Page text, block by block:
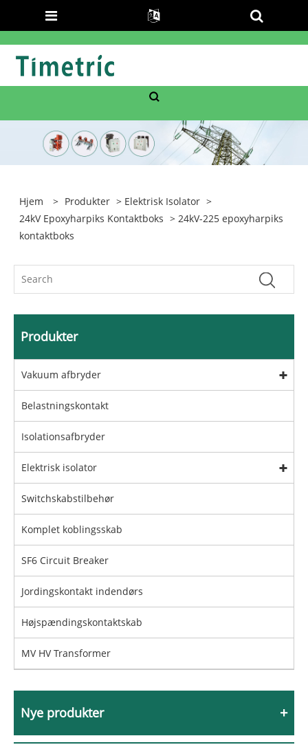
Hjem > Produkter > Elektrisk Isolator >
24kV Epoxyharpiks Kontaktboks > 24kV-225 epoxyharpiks
kontaktboks
Produkter
Vakuum afbryder
Belastningskontakt
Isolationsafbryder
Elektrisk isolator
Switchskabstilbehør
Komplet koblingsskab
SF6 Circuit Breaker
Jordingskontakt indendørs
Højspændingskontaktskab
MV HV Transformer
Nye produkter